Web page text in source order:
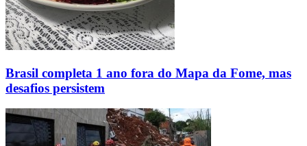
Brasil completa 1 ano fora do Mapa da Fome, mas
desafios persistem